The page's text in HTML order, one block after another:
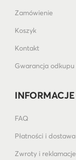
Zamówienie
Koszyk
Kontakt
Gwarancja odkupu
INFORMACJE
FAQ
Płatności i dostawa
Zwroty i reklamacje